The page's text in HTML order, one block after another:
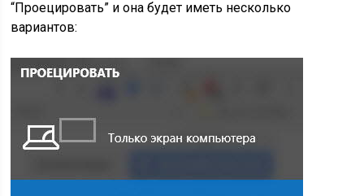
“Проецировать” и она будет иметь несколько
вариантов: